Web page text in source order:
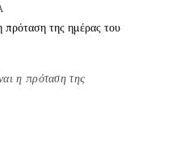
πρόταση της ημέρας του
η πρόταση της